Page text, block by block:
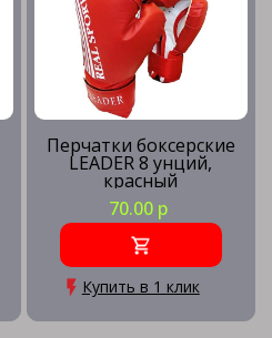
Перчатки боксерские
LEADER 8 унций,
красный
70.00 р
Купить в 1 клик